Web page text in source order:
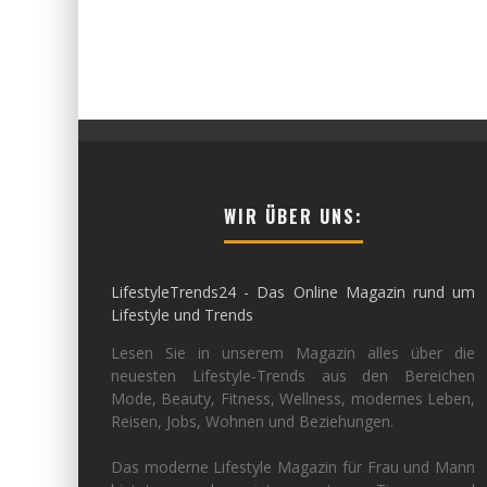
WIR ÜBER UNS:
LifestyleTrends24 - Das Online Magazin rund um
Lifestyle und Trends
Lesen Sie in unserem Magazin alles über die
neuesten Lifestyle-Trends aus den Bereichen
Mode, Beauty, Fitness, Wellness, modernes Leben,
Reisen, Jobs, Wohnen und Beziehungen.
Das moderne Lifestyle Magazin für Frau und Mann